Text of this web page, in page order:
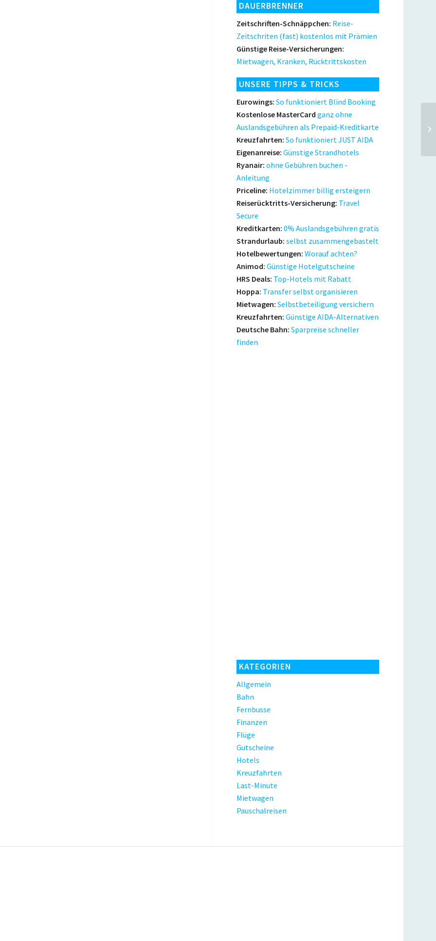
DAUERBRENNER
Zeitschriften-Schnäppchen: Reise-
Zeitschriten (fast) kostenlos mit Prämien
Günstige Reise-Versicherungen:
Mietwagen, Kranken, Rücktrittskosten
UNSERE TIPPS & TRICKS
Eurowings: So funktioniert Blind Booking
Kostenlose MasterCard ganz ohne
Auslandsgebühren als Prepaid-Kreditkarte
Kreuzfahrten: So funktioniert JUST AIDA
Eigenanreise: Günstige Strandhotels
Ryanair: ohne Gebühren buchen -
Anleitung
Priceline: Hotelzimmer billig ersteigern
Reiserücktritts-Versicherung: Travel
Secure
Kreditkarten: 0% Auslandsgebühren gratis
Strandurlaub: selbst zusammengebastelt
Hotelbewertungen: Worauf achten?
Animod: Günstige Hotelgutscheine
HRS Deals: Top-Hotels mit Rabatt
Hoppa: Transfer selbst organisieren
Mietwagen: Selbstbeteiligung versichern
Kreuzfahrten: Günstige AIDA-Alternativen
Deutsche Bahn: Sparpreise schneller
finden
KATEGORIEN
Allgemein
Bahn
Fernbusse
Finanzen
Flüge
Gutscheine
Hotels
Kreuzfahrten
Last-Minute
Mietwagen
Pauschalreisen